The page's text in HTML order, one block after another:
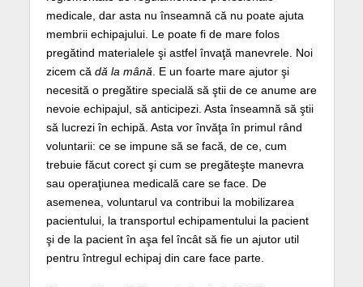
medicale, dar asta nu înseamnă că nu poate ajuta
membrii echipajului. Le poate fi de mare folos
pregătind materialele şi astfel învaţă manevrele. Noi
zicem că dă la mână . E un foarte mare ajutor şi
necesită o pregătire specială să ştii de ce anume are
nevoie echipajul, să anticipezi. Asta înseamnă să ştii
să lucrezi în echipă. Asta vor învăţa în primul rând
voluntarii: ce se impune să se facă, de ce, cum
trebuie făcut corect şi cum se pregăteşte manevra
sau operaţiunea medicală care se face. De
asemenea, voluntarul va contribui la mobilizarea
pacientului, la transportul echipamentului la pacient
şi de la pacient în aşa fel încât să fie un ajutor util
pentru întregul echipaj din care face parte.